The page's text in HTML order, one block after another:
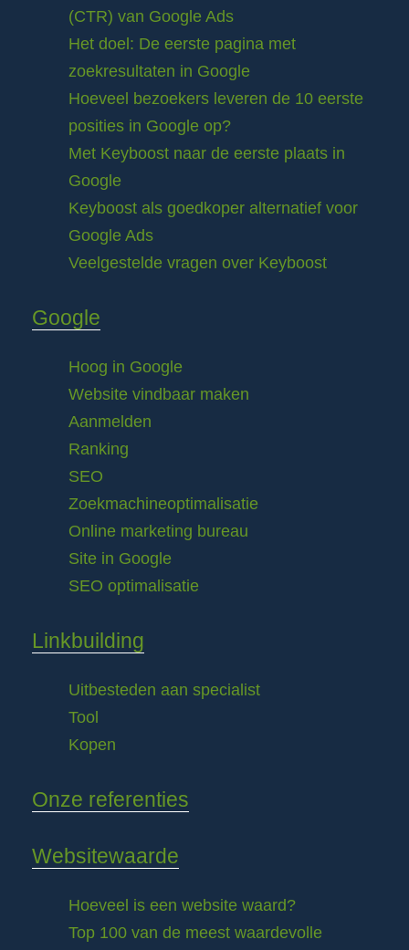
(CTR) van Google Ads
Het doel: De eerste pagina met
zoekresultaten in Google
Hoeveel bezoekers leveren de 10 eerste
posities in Google op?
Met Keyboost naar de eerste plaats in
Google
Keyboost als goedkoper alternatief voor
Google Ads
Veelgestelde vragen over Keyboost
Google
Hoog in Google
Website vindbaar maken
Aanmelden
Ranking
SEO
Zoekmachineoptimalisatie
Online marketing bureau
Site in Google
SEO optimalisatie
Linkbuilding
Uitbesteden aan specialist
Tool
Kopen
Onze referenties
Websitewaarde
Hoeveel is een website waard?
Top 100 van de meest waardevolle